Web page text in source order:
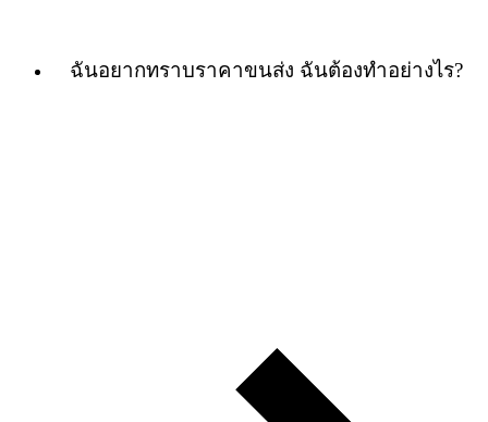
ฉันอยากทราบราคาขนส่ง ฉันต้องทำอย่างไร?